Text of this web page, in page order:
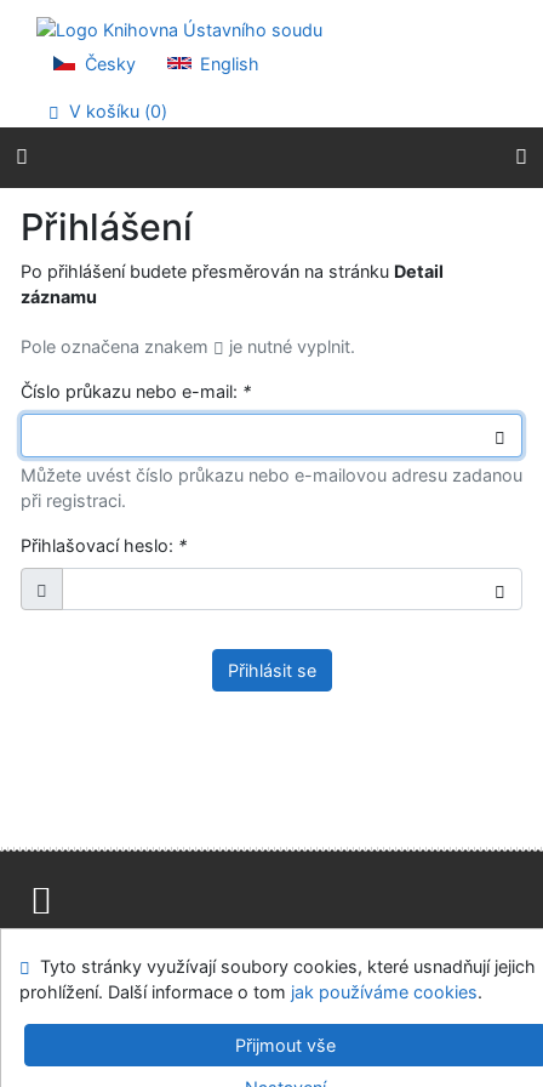
Přejít na menu
Prohlášení o webové přístupnosti
Česky English
V košíku (0)
Přihlášení
Po přihlášení budete přesměrován na stránku Detail
záznamu
Pole označena znakem je nutné vyplnit.
Číslo průkazu nebo e-mail: *
Můžete uvést číslo průkazu nebo e-mailovou adresu zadanou
při registraci.
Přihlašovací heslo: *
Přihlásit se
Modul OpenSearch
Napište nám Nastavení cookies
Ústavní soud, IČO: 48513687, se sídlem Joštova 625/8,
Tyto stránky využívají soubory cookies, které usnadňují jejich
prohlížení. Další informace o tom jak používáme cookies.
Přijmout vše